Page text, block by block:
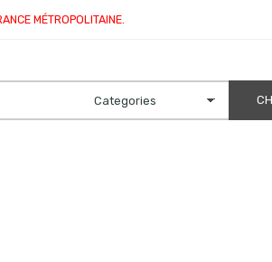
MÉTROPOLITAINE.